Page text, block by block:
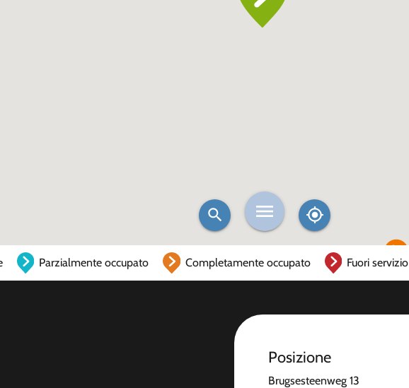
Parzialmente occupato Completamente occupato Fuori servizio
Posizione
Brugsesteenweg 13